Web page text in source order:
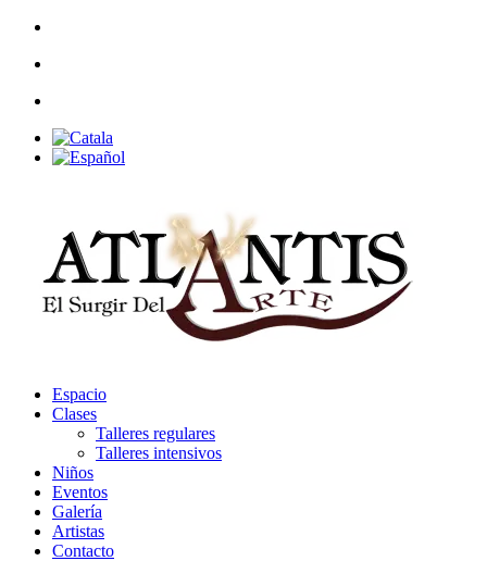
Espacio
Clases
Talleres regulares
Talleres intensivos
Niños
Eventos
Galería
Artistas
Contacto